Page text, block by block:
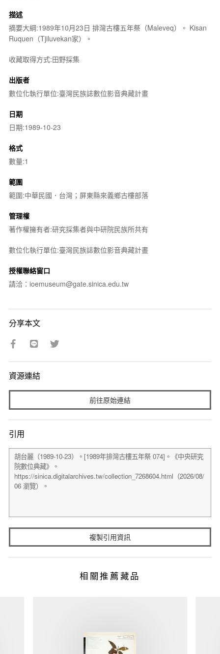
描述
摘要大綱:1989年10月23日 排灣古樓五年祭（Maleveq）。 Kisan
Ruquen（Tjiluvekan家）。
收藏取得方式:田野採集
出版者
數位化執行單位:臺灣民族誌數位影音典藏計畫
日期
日期:1989-10-23
格式
數量:1
範圍
範圍:中華民國．台灣；屏東縣來義鄉古樓部落
管理權
著作權擁有者:研究採集者與中研院民族所共有
數位化執行單位:臺灣民族誌數位影音典藏計畫
授權聯絡窗口
請洽：ioemuseum@gate.sinica.edu.tw
分享本文
資源連結
前往原始連結
引用
複製引用資訊
相關推薦藏品